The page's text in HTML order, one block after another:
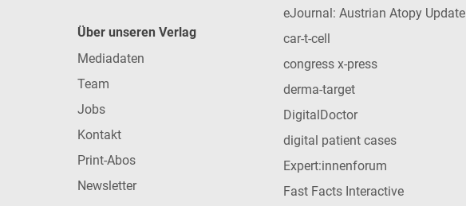
Über unseren Verlag
Mediadaten
Team
Jobs
Kontakt
Print-Abos
Newsletter
eJournal: Austrian Atopy Update
car-t-cell
congress x-press
derma-target
DigitalDoctor
digital patient cases
Expert:innenforum
Fast Facts Interactive